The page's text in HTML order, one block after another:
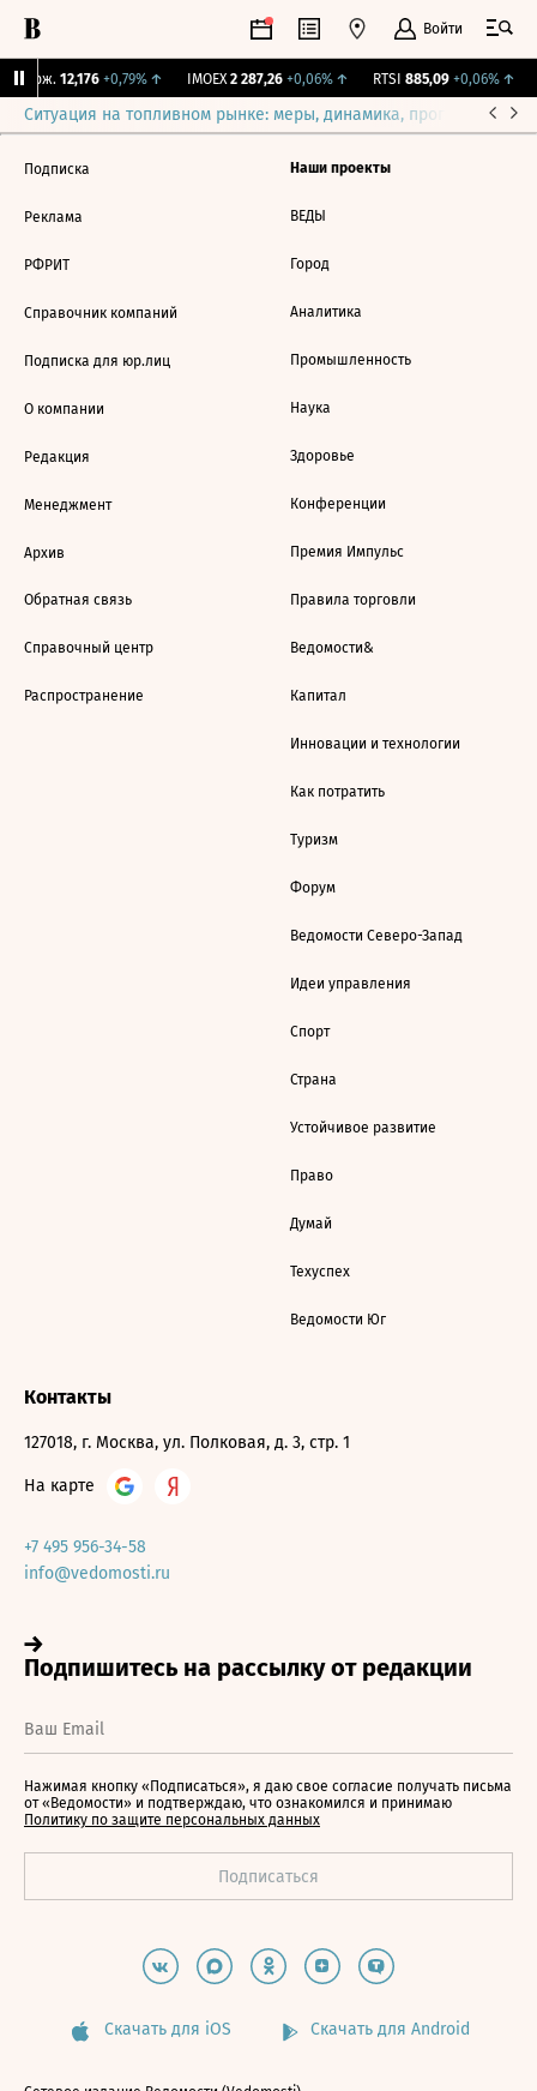
Войти
Бирж. 12,176 +0,79%↑ IMOEX 2 287,26 +0,06%↑ RTSI 885,09 +0,06%↑
Ситуация на топливном рынке: меры, динамика, прогнозы
Подписка
Реклама
РФРИТ
Справочник компаний
Подписка для юр.лиц
О компании
Редакция
Менеджмент
Архив
Обратная связь
Справочный центр
Распространение
Наши проекты
ВЕДЫ
Город
Аналитика
Промышленность
Наука
Здоровье
Конференции
Премия Импульс
Правила торговли
Ведомости&
Капитал
Инновации и технологии
Как потратить
Туризм
Форум
Ведомости Северо-Запад
Идеи управления
Спорт
Страна
Устойчивое развитие
Право
Думай
Техуспех
Ведомости Юг
Контакты
127018, г. Москва, ул. Полковая, д. 3, стр. 1
На карте
+7 495 956-34-58
info@vedomosti.ru
Нажимая кнопку «Подписаться», я даю свое согласие получать письма
от «Ведомости» и подтверждаю, что ознакомился и принимаю
Политику по защите персональных данных
Скачать для iOS Скачать для Android